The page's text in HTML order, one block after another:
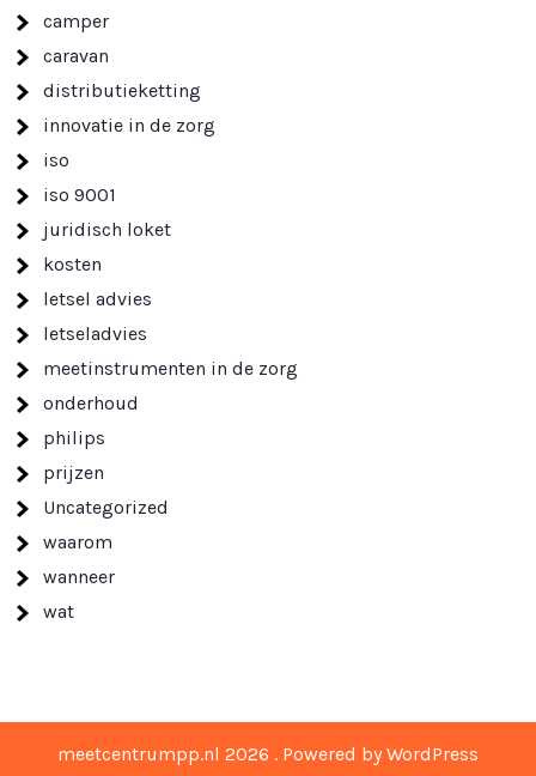
camper
caravan
distributieketting
innovatie in de zorg
iso
iso 9001
juridisch loket
kosten
letsel advies
letseladvies
meetinstrumenten in de zorg
onderhoud
philips
prijzen
Uncategorized
waarom
wanneer
wat
meetcentrumpp.nl 2026 . Powered by WordPress